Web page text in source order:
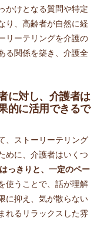
かけとなる質問や特定
り、高齢者が自然に経
リーテリングを介護の
る関係を築き、介護全
に対し、介護者は
的に活用できるで
、ストーリーテリング
めに、介護者はいくつ
はっきりと、一定のペー
使うことで、話が理解
に抑え、気が散らない
れるリラックスした雰